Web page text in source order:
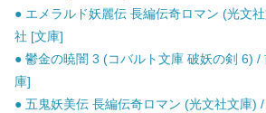
● エメラルド妖麗伝 長編伝奇ロマン (光文
社 [文庫]
● 鬱金の暁闇 3 (コバルト文庫 破妖の剣 6) /
庫]
● 五鬼妖美伝 長編伝奇ロマン (光文社文庫)